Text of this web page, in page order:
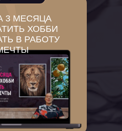
3 МЕСЯЦА
ХОББИ
В РАБОТУ